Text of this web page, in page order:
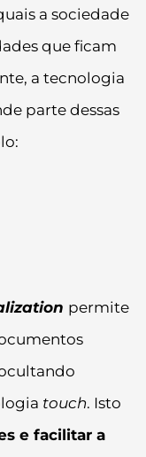
a sociedade
que ficam
a tecnologia
parte dessas
permite
touch. Isto
e facilitar a